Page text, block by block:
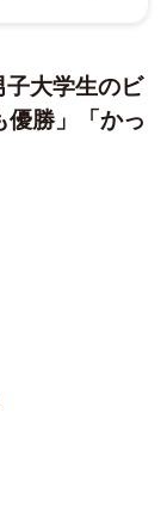
大学生のビ
優勝」「かっ